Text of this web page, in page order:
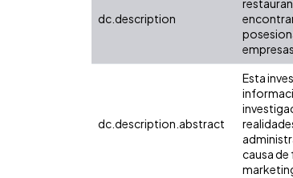
dc.description
dc.description.abstract
Esta
causa de